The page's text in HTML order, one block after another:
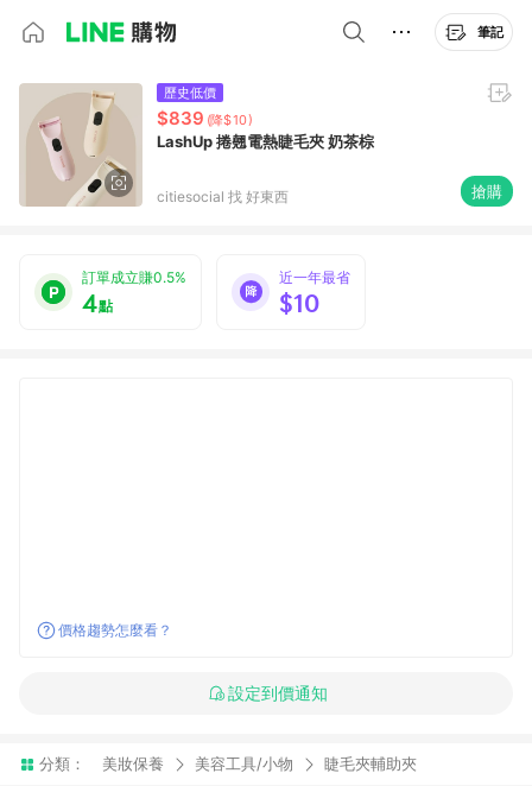
筆記
歷史低價
$839 (降$10)
LashUp 捲翹電熱睫毛夾 奶茶棕
citiesocial 找 好東西 搶購
訂單成立賺0.5%
4點
近一年最省
$10
價格趨勢怎麼看？
設定到價通知
分類： 美妝保養 美容工具/小物 睫毛夾輔助夾